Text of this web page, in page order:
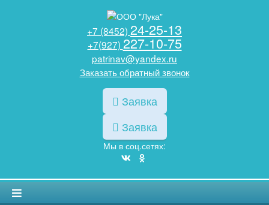
+7 (8452) 24-25-13
+7(927) 227-10-75
patrinav@yandex.ru
Заказать обратный звонок
Заявка
Заявка
Мы в соц.сетях: